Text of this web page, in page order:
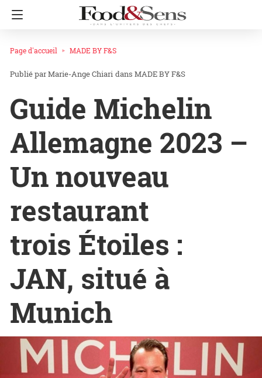
Page d'accueil MADE BY F&S
Marie-Ange Chiari dans MADE BY F&S
Guide Michelin
Allemagne 2023 –
Un nouveau
restaurant
trois Étoiles :
JAN, situé à
Munich